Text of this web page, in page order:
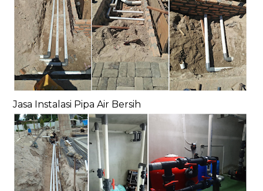
Jasa Instalasi Pipa Air Bersih